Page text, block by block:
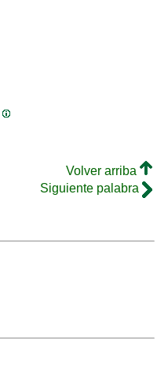
Volver arriba
Siguiente palabra